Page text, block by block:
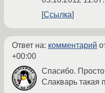
Ссылка
Ответ на: комментарий
+00:00
Спасибо. Просто
Слакварь такая